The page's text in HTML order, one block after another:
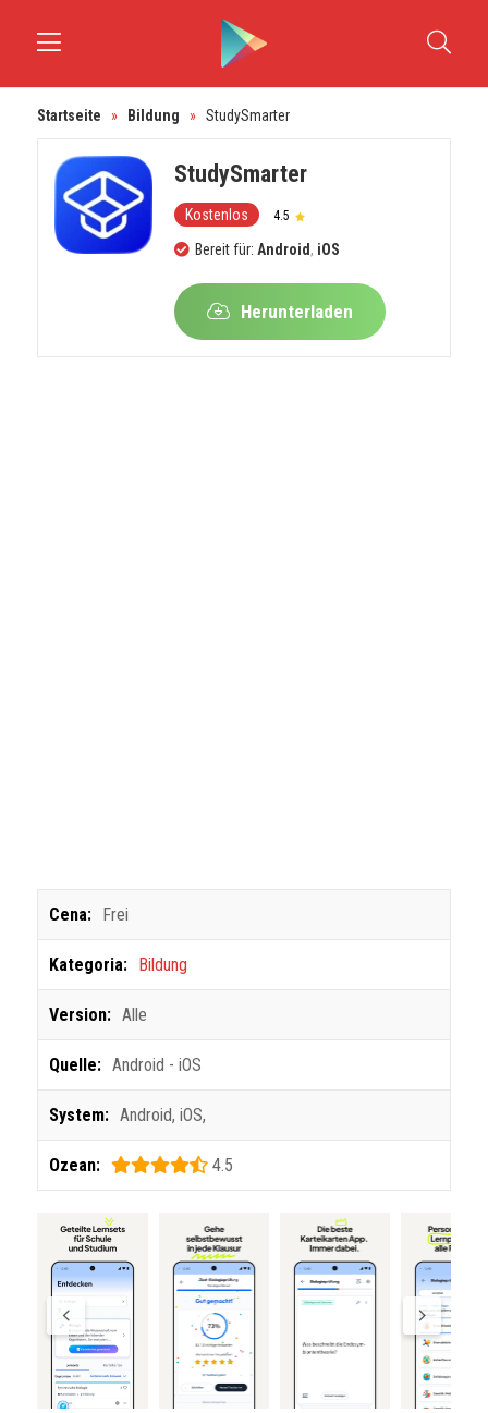
Startseite » Bildung » StudySmarter
StudySmarter
Kostenlos 4.5
Bereit für: Android , iOS
Herunterladen
Cena: Frei
Kategoria: Bildung
Version: Alle
Quelle: Android - iOS
System: Android, iOS,
Ozean: 4.5